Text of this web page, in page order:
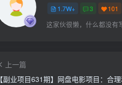
1.7W+ 3 101
这家伙很懒，什么都没有
上一篇
【副业项目631期】网盘电影项目：合